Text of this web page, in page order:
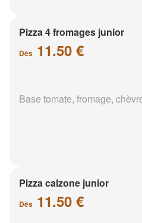
Pizza 4 fromages junior
Dès 11.50 €
Base tomate, fromage,
Pizza calzone junior
Dès 11.50 €